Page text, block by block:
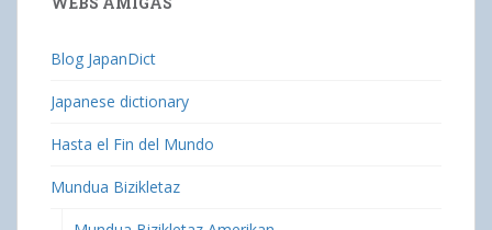
Blog JapanDict
Japanese dictionary
Hasta el Fin del Mundo
Mundua Bizikletaz